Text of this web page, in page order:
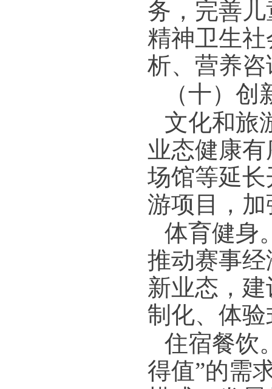
务，完善
精神卫生
析、营养
（十）
文化和旅
业态健康
场馆等延
游项目，
体育健身
推动赛事
新业态，
制化、体
住宿餐饮
得值”的需